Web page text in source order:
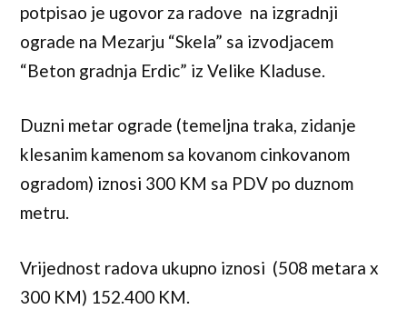
potpisao je ugovor za radove na izgradnji
ograde na Mezarju “Skela” sa izvodjacem
“Beton gradnja Erdic” iz Velike Kladuse.
Duzni metar ograde (temeljna traka, zidanje
klesanim kamenom sa kovanom cinkovanom
ogradom) iznosi 300 KM sa PDV po duznom
metru.
Vrijednost radova ukupno iznosi (508 metara x
300 KM) 152.400 KM.